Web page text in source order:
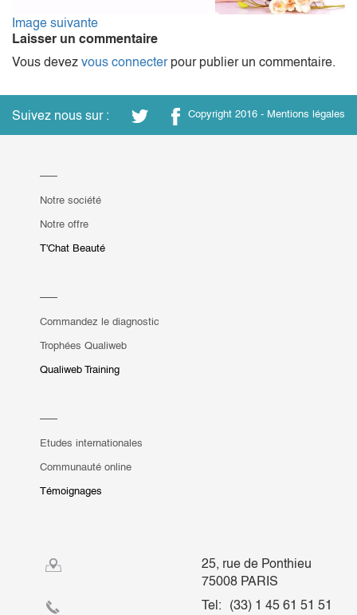
Image suivante
Laisser un commentaire
Vous devez vous connecterpour publier un commentaire.
Suivez nous sur : Copyright 2016 - Mentions légales
Notre société
Notre offre
T'Chat Beauté
Commandez le diagnostic
Trophées Qualiweb
Qualiweb Training
Etudes internationales
Communauté online
Témoignages
25, rue de Ponthieu
75008 PARIS
Tel:
(33) 1 45 61 51 51